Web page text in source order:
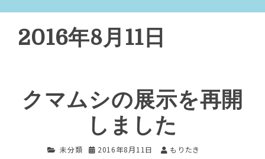
2016年8月11日
クマムシの展示を再開
しました
未分類 2016年8月11日 もりたき